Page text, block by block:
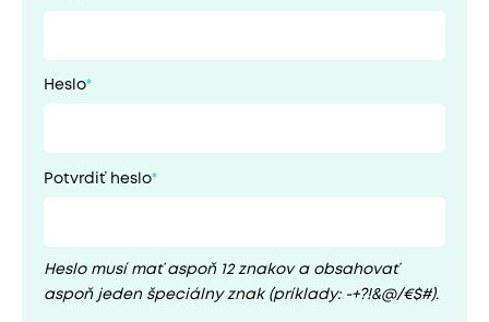
Heslo
Potvrdiť heslo
Heslo musí mať aspoň 12 znakov a obsahovať
aspoň jeden špeciálny znak (príklady: -+?!&@/€$#).